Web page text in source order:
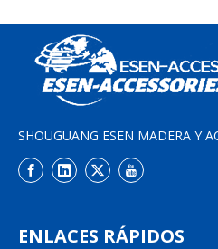
SHOUGUANG ESEN MADERA Y
ENLACES RÁPIDOS